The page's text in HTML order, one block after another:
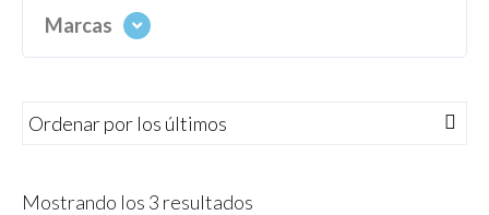
Marcas
Mostrando los 3 resultados